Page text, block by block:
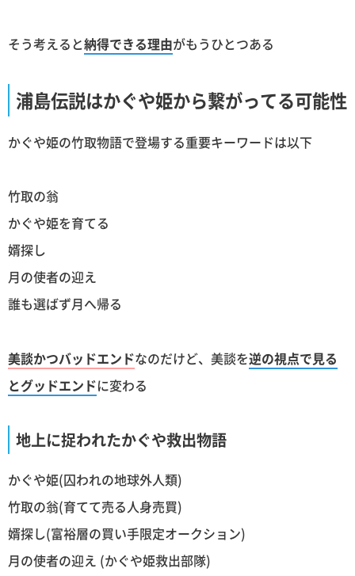
そう考えると納得できる理由がもうひとつある
浦島伝説はかぐや姫から繋がってる可能性
かぐや姫の竹取物語で登場する重要キーワードは以下
竹取の翁
かぐや姫を育てる
婿探し
月の使者の迎え
誰も選ばず月へ帰る
美談かつバッドエンドなのだけど、美談を逆の視点で見る
とグッドエンドに変わる
地上に捉われたかぐや救出物語
かぐや姫(囚われの地球外人類)
竹取の翁(育てて売る人身売買)
婿探し(富裕層の買い手限定オークション)
月の使者の迎え (かぐや姫救出部隊)